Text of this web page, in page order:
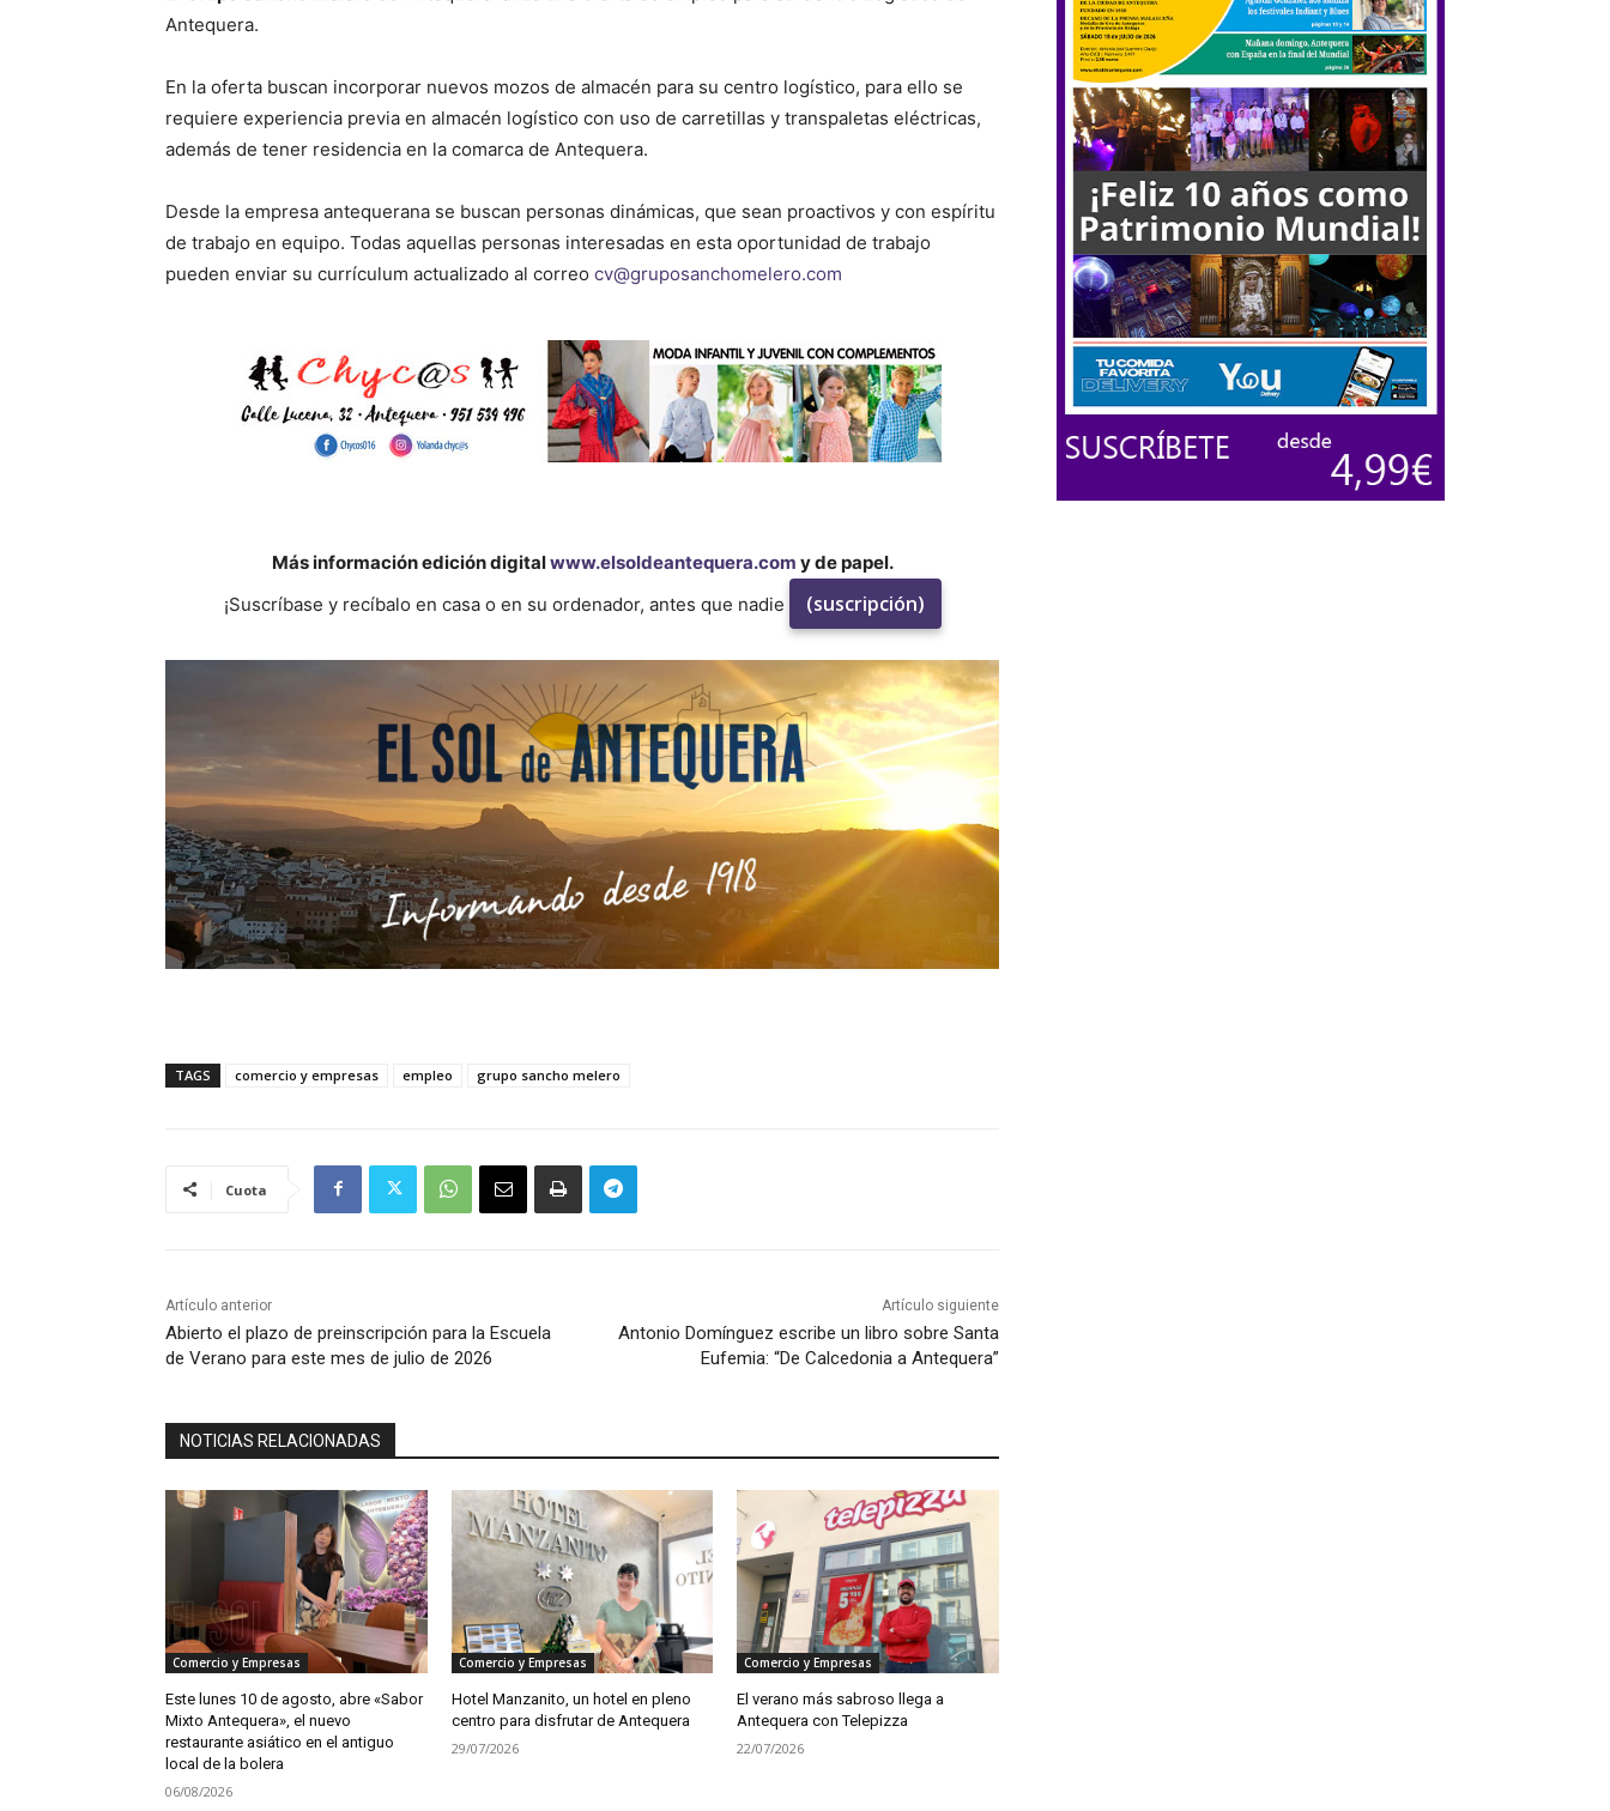
Antequera.
En la oferta buscan incorporar nuevos mozos de almacén para su centro logístico, para ello se
requiere experiencia previa en almacén logístico con uso de carretillas y transpaletas eléctricas,
además de tener residencia en la comarca de Antequera.
Desde la empresa antequerana se buscan personas dinámicas, que sean proactivos y con espíritu
de trabajo en equipo. Todas aquellas personas interesadas en esta oportunidad de trabajo
pueden enviar su currículum actualizado al correo cv@gruposanchomelero.com
Más información edición digitalwww.elsoldeantequera.com y de papel.
¡Suscríbase y recíbalo en casa o en su ordenador, antes que nadie
(suscripción)
TAGS comercio y empresas empleo grupo sancho melero
Cuota
Artículo anterior
Abierto el plazo de preinscripción para la Escuela
de Verano para este mes de julio de 2026
Artículo siguiente
Antonio Domínguez escribe un libro sobre Santa
Eufemia: “De Calcedonia a Antequera”
NOTICIAS RELACIONADAS
Comercio y Empresas
Este lunes 10 de agosto, abre «Sabor
Mixto Antequera», el nuevo
restaurante asiático en el antiguo
local de la bolera
06/08/2026
Comercio y Empresas
Hotel Manzanito, un hotel en pleno
centro para disfrutar de Antequera
29/07/2026
Comercio y Empresas
El verano más sabroso llega a
Antequera con Telepizza
22/07/2026